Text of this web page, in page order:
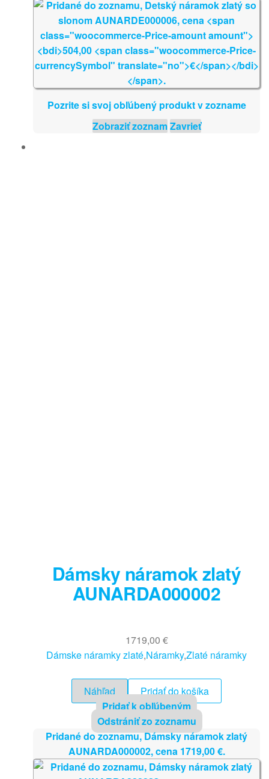
Pozrite si svoj obľúbený produkt v zozname
Zobraziť zoznamZavrieť
Dámsky náramok zlatý
AUNARDA000002
1719,00 €
Dámske náramky zlaté,Náramky,Zlaté náramky
Náhľad
Pridať do košíka
Pridať k obľúbeným
Odstrániť zo zoznamu
Pridané do zoznamu, Dámsky náramok zlatý
AUNARDA000002, cena 1719,00€.